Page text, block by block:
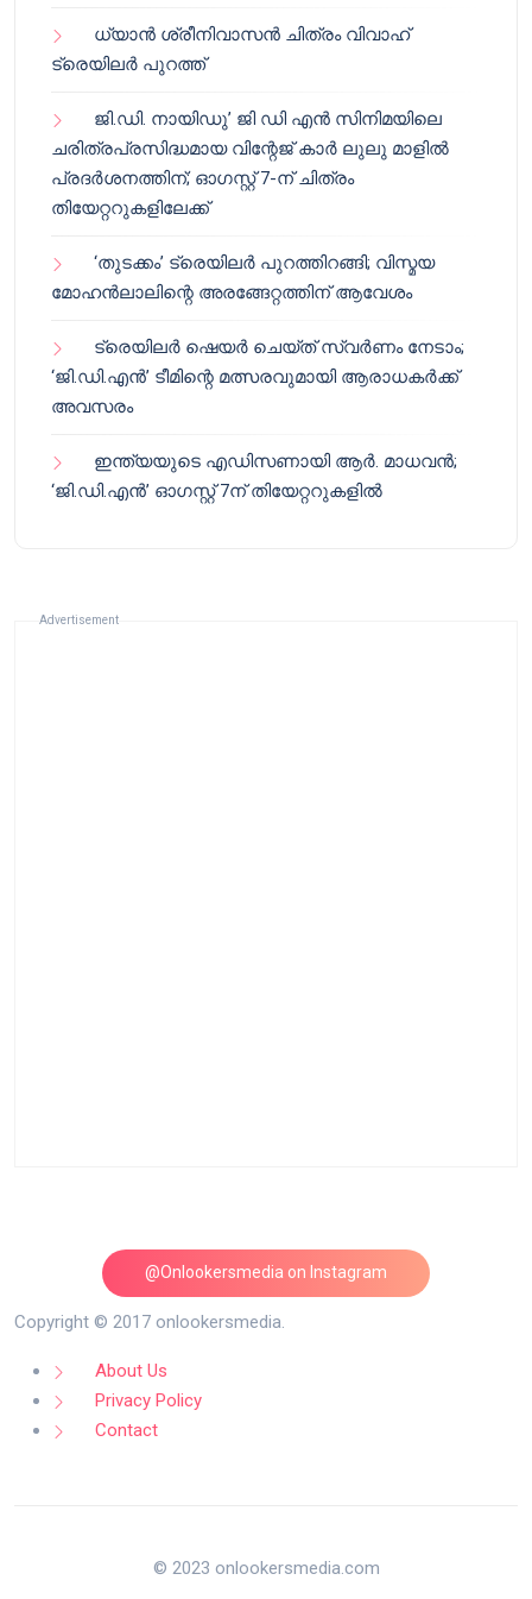
ധ്യാൻ ശ്രീനിവാസൻ ചിത്രം വിവാഹ്
ട്രെയിലർ പുറത്ത്
ജി.ഡി. നായിഡു’ ജി ഡി എൻ സിനിമയിലെ
ചരിത്രപ്രസിദ്ധമായ വിന്റേജ് കാർ ലുലു മാളിൽ
പ്രദർശനത്തിന്; ഓഗസ്റ്റ് 7-ന് ചിത്രം
തിയേറ്ററുകളിലേക്ക്
‘തുടക്കം’ ട്രെയിലർ പുറത്തിറങ്ങി; വിസ്മയ
മോഹൻലാലിന്റെ അരങ്ങേറ്റത്തിന് ആവേശം
ട്രെയിലർ ഷെയർ ചെയ്‌ത് സ്വർണം നേടാം;
‘ജി.ഡി.എൻ’ ടീമിന്റെ മത്സരവുമായി ആരാധകർക്ക്
അവസരം
ഇന്ത്യയുടെ എഡിസണായി ആർ. മാധവൻ;
‘ജി.ഡി.എൻ’ ഓഗസ്റ്റ് 7ന് തിയേറ്ററുകളിൽ
Advertisement
@Onlookersmedia on Instagram
Follow on Instagram
Copyright © 2017 onlookersmedia.
About Us
Privacy Policy
Contact
© 2023 onlookersmedia.com